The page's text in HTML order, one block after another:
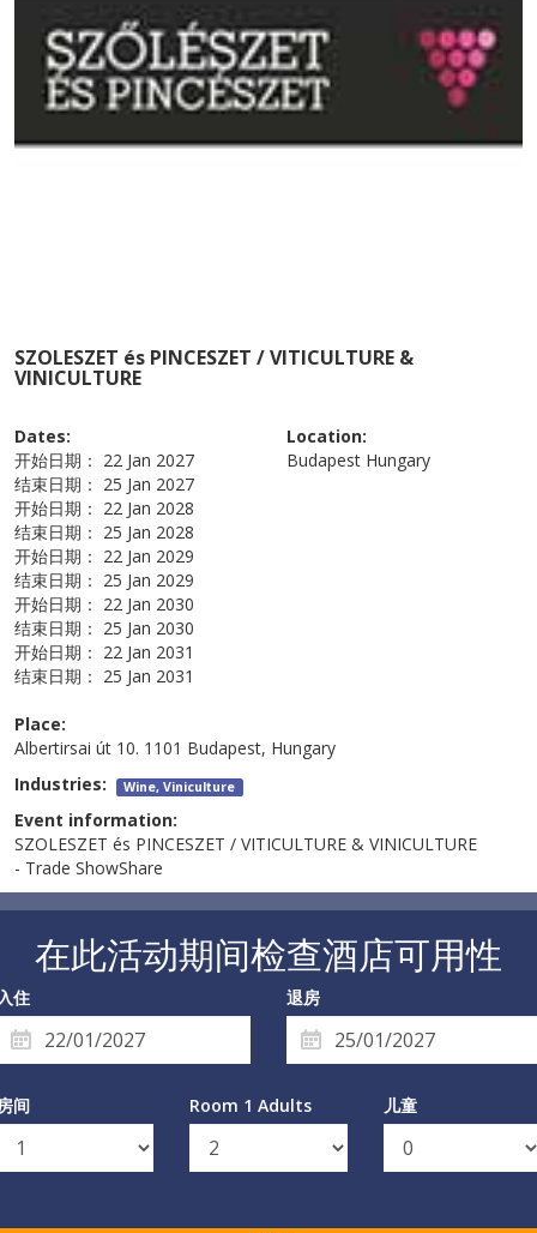
SZOLESZET és PINCESZET / VITICULTURE &
VINICULTURE
Dates:
开始日期： 22 Jan 2027
结束日期： 25 Jan 2027
开始日期： 22 Jan 2028
结束日期： 25 Jan 2028
开始日期： 22 Jan 2029
结束日期： 25 Jan 2029
开始日期： 22 Jan 2030
结束日期： 25 Jan 2030
开始日期： 22 Jan 2031
结束日期： 25 Jan 2031
Location:
Budapest Hungary
Place:
Albertirsai út 10. 1101 Budapest, Hungary
Industries: Wine, Viniculture
Event information:
SZOLESZET és PINCESZET / VITICULTURE & VINICULTURE
- Trade ShowShare
在此活动期间检查酒店可用性
住 退房
间 Room 1 Adults 儿童